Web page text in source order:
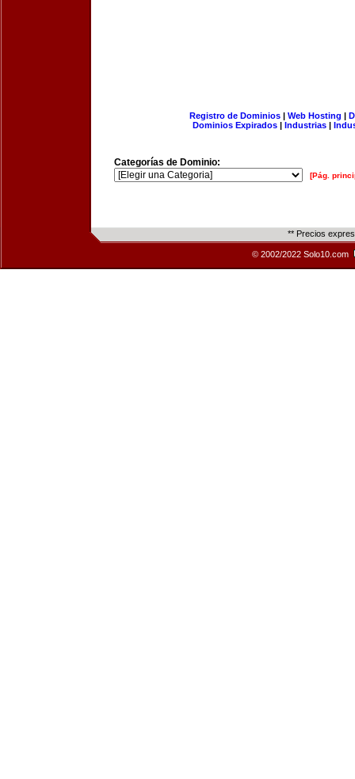
Registro de Dominios| Web Hosting |
Dominios Expirados | Industrias |
Categorías de Dominio:
[Pág.
** Precios
© 2002/2022 Solo10.com